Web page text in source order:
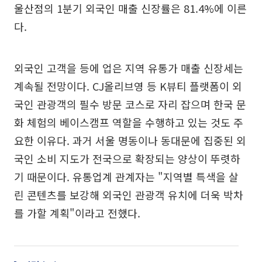
울산점의 1분기 외국인 매출 신장률은 81.4%에 이른
다.
외국인 고객을 등에 업은 지역 유통가 매출 신장세는
계속될 전망이다. CJ올리브영 등 K뷰티 플랫폼이 외
국인 관광객의 필수 방문 코스로 자리 잡으며 한국 문
화 체험의 베이스캠프 역할을 수행하고 있는 것도 주
요한 이유다. 과거 서울 명동이나 동대문에 집중된 외
국인 소비 지도가 전국으로 확장되는 양상이 뚜렷하
기 때문이다. 유통업계 관계자는 "지역별 특색을 살
린 콘텐츠를 보강해 외국인 관광객 유치에 더욱 박차
를 가할 계획"이라고 전했다.